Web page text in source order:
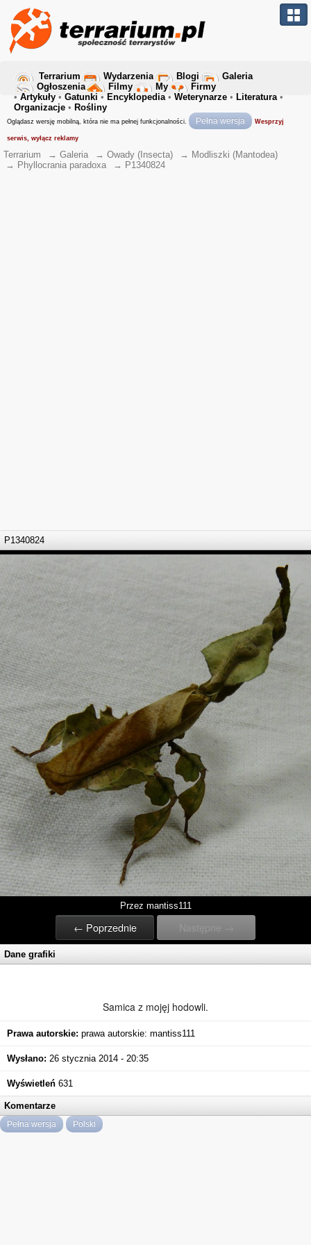
Terrarium Wydarzenia Blogi
Galeria
Ogłoszenia
Filmy My
Firmy
• Artykuły • Gatunki • Encyklopedia• Weterynarze • Literatura•
Organizacje • Rośliny
Oglądasz wersję mobilną, która nie ma pełnej funkcjonalności. Pełna wersja Wesprzyj
serwis, wyłącz reklamy
Terrarium → Galeria → Owady (Insecta) → Modliszki (Mantodea)
→ Phyllocrania paradoxa → P1340824
P1340824
Przez mantiss111
← Poprzednie Następne →
Dane grafiki
Samica z mojęj hodowli.
Prawa autorskie: prawa autorskie: mantiss111
Wysłano: 26 stycznia 2014 - 20:35
Wyświetleń 631
Komentarze
Pełna wersja Polski